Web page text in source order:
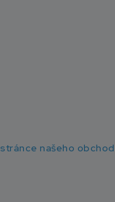
stránce našeho